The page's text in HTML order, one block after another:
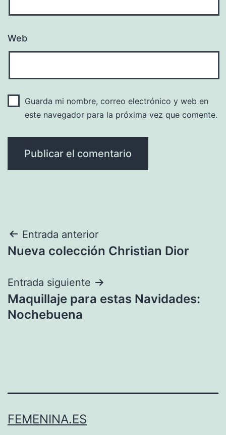
Web
Guarda mi nombre, correo electrónico y web en
este navegador para la próxima vez que comente.
Navegación
de
entradas
Entrada anterior
Nueva colección Christian Dior
Entrada siguiente
Maquillaje para estas Navidades:
Nochebuena
FEMENINA.ES